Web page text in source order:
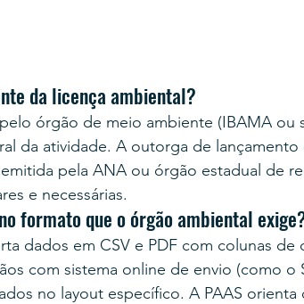
da licença ambiental?
órgão de meio ambiente (IBAMA ou
da atividade. A outorga de lançamento
pela ANA ou órgão estadual de
e necessárias.
formato que o órgão ambiental
dados em CSV e PDF com colunas de
com sistema online de envio (como o
no layout específico. A PAAS orienta